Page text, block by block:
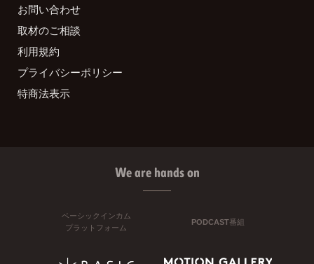
お問い合わせ
取材のご相談
利用規約
プライバシーポリシー
特商法表示
We are hands on
ベーシックインカム
プラットフォーム
PODCAST番組